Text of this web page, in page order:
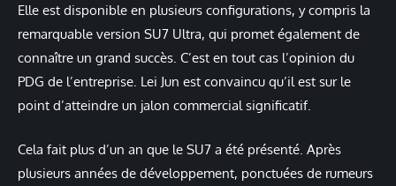
Elle est disponible en plusieurs configurations, y compris la
remarquable version SU7 Ultra, qui promet également de
connaître un grand succès. C’est en tout cas l’opinion du
PDG de l’entreprise. Lei Jun est convaincu qu’il est sur le
point d’atteindre un jalon commercial significatif.
Cela fait plus d’un an que le SU7 a été présenté. Après
plusieurs années de développement, ponctuées de rumeurs